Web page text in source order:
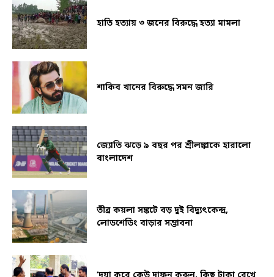
হাতি হত্যায় ৩ জনের বিরুদ্ধে হত্যা মামলা
শাকিব খানের বিরুদ্ধে সমন জারি
জ্যোতি ঝড়ে ৯ বছর পর শ্রীলঙ্কাকে হারালো
বাংলাদেশ
তীব্র কয়লা সঙ্কটে বড় দুই বিদ্যুৎকেন্দ্র,
লোডশেডিং বাড়ার সম্ভাবনা